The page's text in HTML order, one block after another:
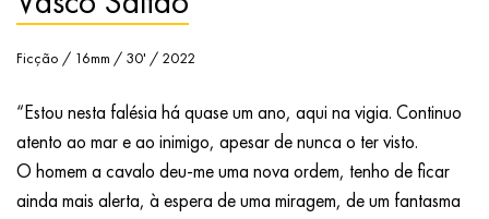
Ficção / 16mm / 30' / 2022
“Estou nesta falésia há quase um ano, aqui na vigia. Continuo
atento ao mar e ao inimigo, apesar de nunca o ter visto.
O homem a cavalo deu-me uma nova ordem, tenho de ficar
ainda mais alerta, à espera de uma miragem, de um fantasma